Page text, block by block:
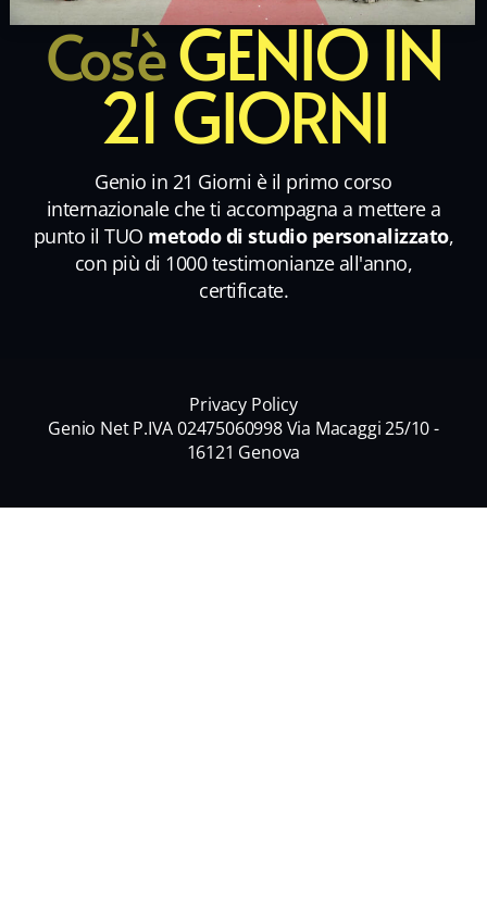
Cos'èGENIO IN
21 GIORNI
Genio in 21 Giorni è il primo corso
internazionale che ti accompagna a mettere a
punto il TUO metodo di studio personalizzato,
con più di 1000 testimonianze all'anno,
certificate.
Privacy Policy
Genio Net P.IVA 02475060998 Via Macaggi 25/10 -
16121 Genova